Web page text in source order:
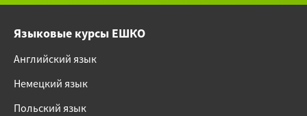
Языковые курсы ЕШКО
Английский язык
Немецкий язык
Польский язык